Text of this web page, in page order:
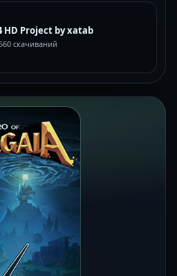
HD Project by xatab
скачиваний